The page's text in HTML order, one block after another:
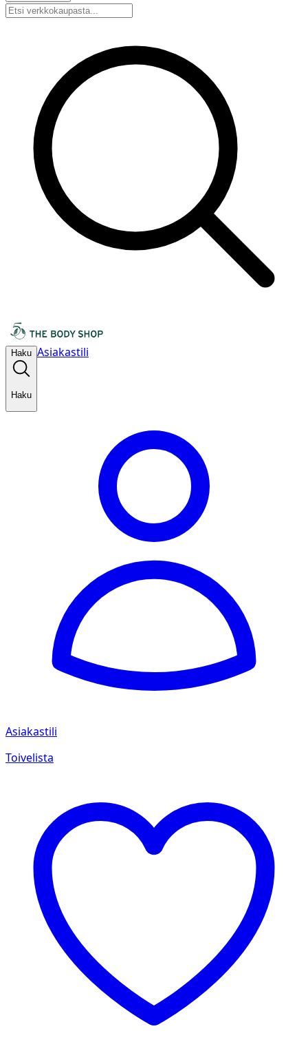
Haku
Haku
Asiakastili
Asiakastili
Toivelista